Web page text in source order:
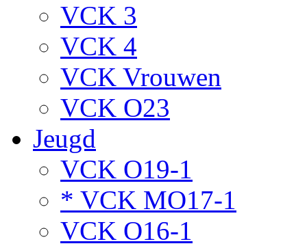
VCK 3
VCK 4
VCK Vrouwen
VCK O23
Jeugd
VCK O19-1
* VCK MO17-1
VCK O16-1